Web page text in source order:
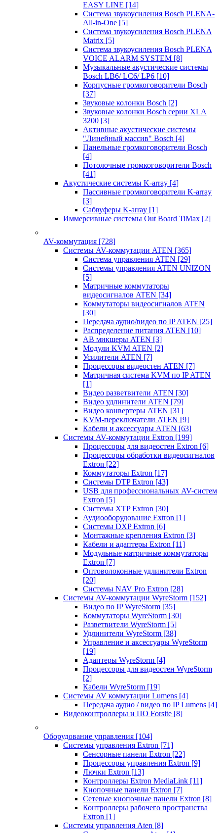
EASY LINE [14]
Система звукоусиления Bosch PLENA-
All-in-One [5]
Система звукоусиления Bosch PLENA
Matrix [5]
Система звукоусиления Bosch PLENA
VOICE ALARM SYSTEM [8]
Музыкальные акустические системы
Bosch LB6/ LC6/ LP6 [10]
Корпусные громкоговорители Bosch
[37]
Звуковые колонки Bosch [2]
Звуковые колонки Bosch серии XLA
3200 [3]
Активные акустические системы
"Линейный массив" Bosch [4]
Панельные громкоговорители Bosch
[4]
Потолочные громкоговорители Bosch
[41]
Акустические системы K-array [4]
Пассивные громкоговорители K-array
[3]
Сабвуферы K-array [1]
Иммерсивные системы Out Board TiMax [2]
AV-коммутация [728]
Системы AV-коммутации ATEN [365]
Система управления ATEN [29]
Системы управления ATEN UNIZON
[5]
Матричные коммутаторы
видеосигналов ATEN [34]
Коммутаторы видеосигналов ATEN
[30]
Передача аудио/видео по IP ATEN [25]
Распределение питания ATEN [10]
АВ микшеры ATEN [3]
Модули KVM ATEN [2]
Усилители ATEN [7]
Процессоры видеостен ATEN [7]
Матричная система KVM по IP ATEN
[1]
Видео разветвители ATEN [30]
Видео удлинители ATEN [79]
Видео конвертеры ATEN [31]
KVM-переключатели ATEN [9]
Кабели и аксессуары ATEN [63]
Системы AV-коммутации Extron [199]
Процессоры для видеостен Extron [6]
Процессоры обработки видеосигналов
Extron [22]
Коммутаторы Extron [17]
Системы DTP Extron [43]
USB для профессиональных AV-систем
Extron [5]
Системы XTP Extron [30]
Аудиооборудование Extron [1]
Системы DXP Extron [6]
Монтажные крепления Extron [3]
Кабели и адаптеры Extron [11]
Модульные матричные коммутаторы
Extron [7]
Оптоволоконные удлинители Extron
[20]
Системы NAV Pro Extron [28]
Системы AV-коммутации WyreStorm [152]
Видео по IP WyreStorm [35]
Коммутаторы WyreStorm [30]
Разветвители WyreStorm [5]
Удлинители WyreStorm [38]
Управление и аксессуары WyreStorm
[19]
Адаптеры WyreStorm [4]
Процессоры для видеостен WyreStorm
[2]
Кабели WyreStorm [19]
Системы AV коммутации Lumens [4]
Передача аудио / видео по IP Lumens [4]
Видеоконтроллеры и ПО Forsite [8]
Оборудование управления [104]
Системы управления Extron [71]
Сенсорные панели Extron [22]
Процессоры управления Extron [9]
Лючки Extron [13]
Контроллеры Extron MediaLink [11]
Кнопочные панели Extron [7]
Сетевые кнопочные панели Extron [8]
Контроллеры рабочего пространства
Extron [1]
Системы управления Aten [8]